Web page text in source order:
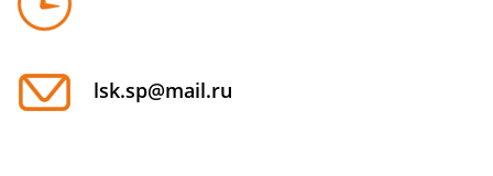
lsk.sp@mail.ru